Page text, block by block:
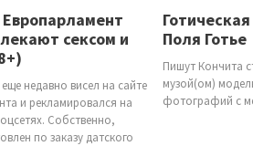
сексом и
недавно висел на сайте
и рекламировался на
Собственно,
по заказу датского
Поля Готье
Пишут Кончита
музой(ом)
фотографий с